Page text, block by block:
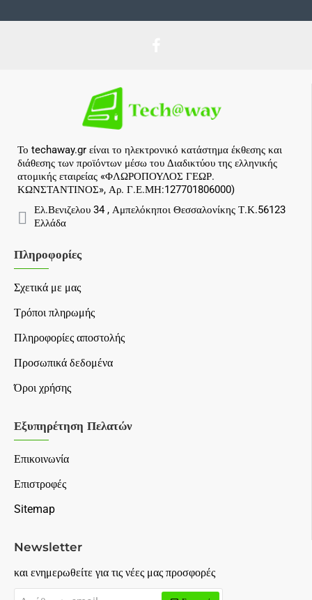
Το techaway.gr είναι το ηλεκτρονικό κατάστημα έκθεσης και
διάθεσης των προϊόντων μέσω του Διαδικτύου της ελληνικής
ατομικής εταιρείας «ΦΛΩΡΟΠΟΥΛΟΣ ΓΕΩΡ.
ΚΩΝΣΤΑΝΤΙΝΟΣ», Αρ. Γ.Ε.ΜΗ:127701806000)
Ελ.Βενιζελου 34 , Αμπελόκηποι Θεσσαλονίκης Τ.Κ.56123
Ελλάδα
Πληροφορίες
Σχετικά με μας
Τρόποι πληρωμής
Πληροφορίες αποστολής
Προσωπικά δεδομένα
Όροι χρήσης
Εξυπηρέτηση Πελατών
Επικοινωνία
Επιστροφές
Sitemap
Newsletter
και ενημερωθείτε για τις νέες μας προσφορές